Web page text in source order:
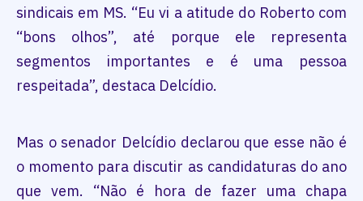
sindicais em MS. “Eu vi a atitude do Roberto com
“bons olhos”, até porque ele representa
segmentos importantes e é uma pessoa
respeitada”, destaca Delcídio.
Mas o senador Delcídio declarou que esse não é
o momento para discutir as candidaturas do ano
que vem. “Não é hora de fazer uma chapa